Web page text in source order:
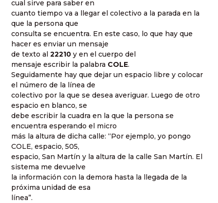
cual sirve para saber en
cuanto tiempo va a llegar el colectivo a la parada en la
que la persona que
consulta se encuentra. En este caso, lo que hay que
hacer es enviar un mensaje
de texto al 22210 y en el cuerpo del
mensaje escribir la palabra COLE.
Seguidamente hay que dejar un espacio libre y colocar
el número de la línea de
colectivo por la que se desea averiguar. Luego de otro
espacio en blanco, se
debe escribir la cuadra en la que la persona se
encuentra esperando el micro
más la altura de dicha calle: “Por ejemplo, yo pongo
COLE, espacio, 505,
espacio, San Martín y la altura de la calle San Martín. El
sistema me devuelve
la información con la demora hasta la llegada de la
próxima unidad de esa
línea”.